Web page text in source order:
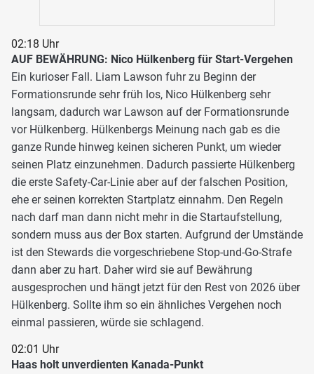
02:18 Uhr
AUF BEWÄHRUNG: Nico Hülkenberg für Start-Vergehen
Ein kurioser Fall. Liam Lawson fuhr zu Beginn der
Formationsrunde sehr früh los, Nico Hülkenberg sehr
langsam, dadurch war Lawson auf der Formationsrunde
vor Hülkenberg. Hülkenbergs Meinung nach gab es die
ganze Runde hinweg keinen sicheren Punkt, um wieder
seinen Platz einzunehmen. Dadurch passierte Hülkenberg
die erste Safety-Car-Linie aber auf der falschen Position,
ehe er seinen korrekten Startplatz einnahm. Den Regeln
nach darf man dann nicht mehr in die Startaufstellung,
sondern muss aus der Box starten. Aufgrund der Umstände
ist den Stewards die vorgeschriebene Stop-und-Go-Strafe
dann aber zu hart. Daher wird sie auf Bewährung
ausgesprochen und hängt jetzt für den Rest von 2026 über
Hülkenberg. Sollte ihm so ein ähnliches Vergehen noch
einmal passieren, würde sie schlagend.
02:01 Uhr
Haas holt unverdienten Kanada-Punkt